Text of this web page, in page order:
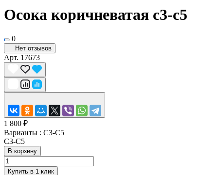
Осока коричневатая с3-с5
0
Нет отзывов
Арт. 17673
1 800 ₽
Варианты : С3-С5
С3-С5
В корзину
Купить в 1 клик